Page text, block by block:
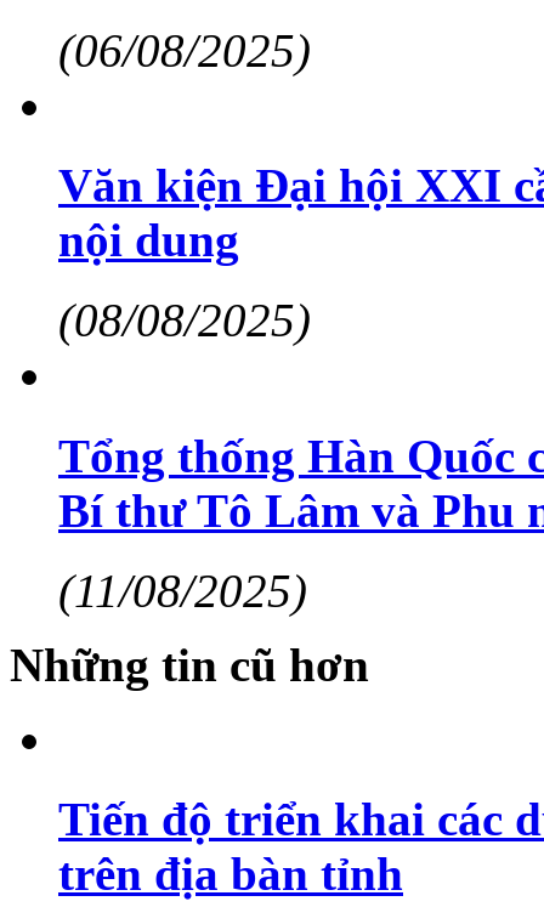
(06/08/2025)
Văn kiện Đại hội XXI
nội dung
(08/08/2025)
Tổng thống Hàn Quốc
Bí thư Tô Lâm và Phu
(11/08/2025)
Những tin cũ hơn
Tiến độ triển khai các
trên địa bàn tỉnh